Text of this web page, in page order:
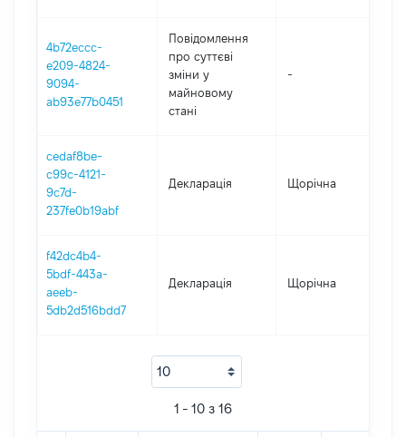
4b72eccc-
e209-4824-
9094-
ab93e77b0451
Повідомлення
про суттєві
зміни y
майновому
стані
-
cedaf8be-
c99c-4121-
9c7d-
237fe0b19abf
Декларація Щорічна
f42dc4b4-
5bdf-443a-
aeeb-
5db2d516bdd7
Декларація Щорічна
1 - 10 з 16